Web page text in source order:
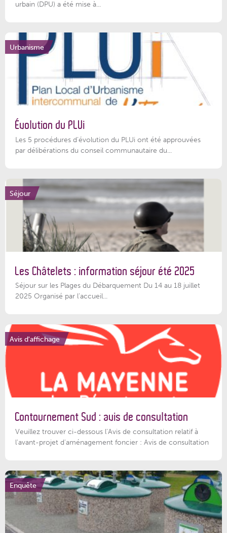
urbain (DPU) a été mise à...
Urbanisme
Évolution du PLUi
Les 5 procédures d’évolution du PLUi ont été approuvées
par délibérations du conseil communautaire du...
Séjour
Les Châtelets : information séjour été 2025
Séjour sur les Plages du Débarquement Du 14 au 18 juillet
2025 Organisé par l’accueil...
Avis d'affichage
Contournement Sud : avis de consultation
Veuillez trouver ci-dessous l’Avis de consultation relatif à
l'avant-projet d'aménagement foncier : Avis de consultation
Enquête